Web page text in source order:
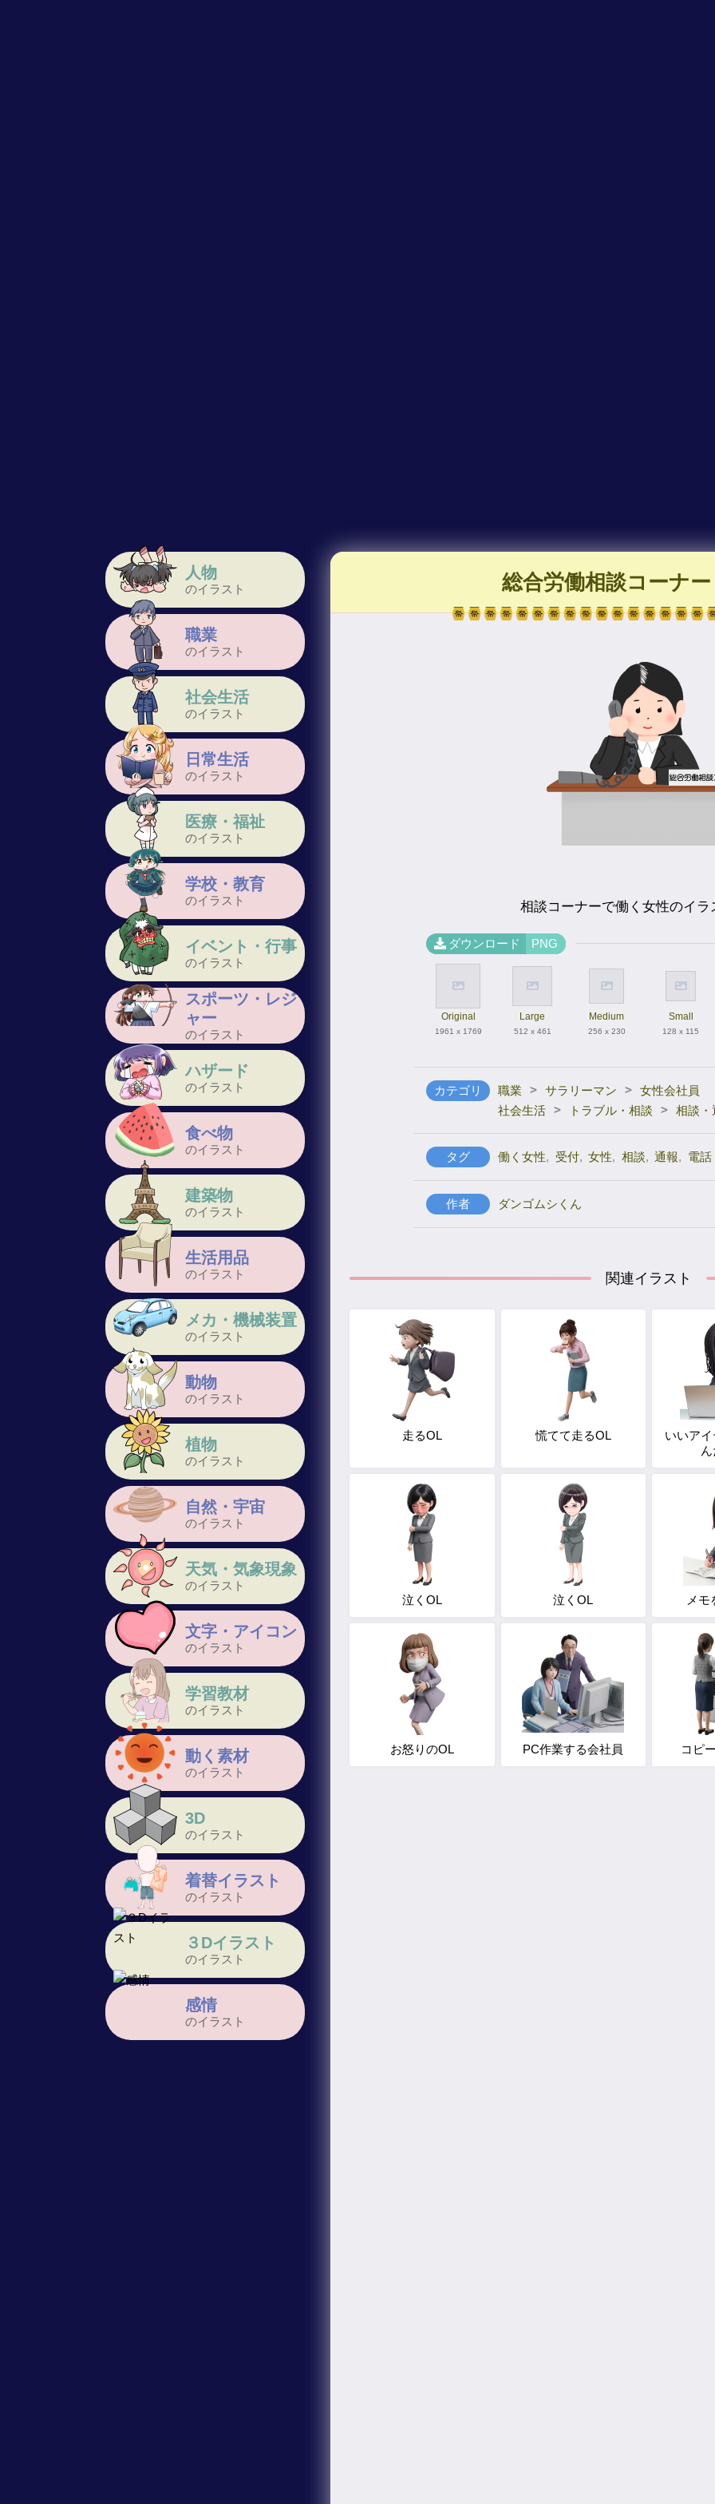
人物
のイラスト
職業
のイラスト
社会生活
のイラスト
日常生活
のイラスト
医療・福祉
のイラスト
学校・教育
のイラスト
イベント・行事
のイラスト
スポーツ・レジ
ャー
のイラスト
ハザード
のイラスト
食べ物
のイラスト
建築物
のイラスト
生活用品
のイラスト
メカ・機械装置
のイラスト
動物
のイラスト
植物
のイラスト
自然・宇宙
のイラスト
天気・気象現象
のイラスト
文字・アイコン
のイラスト
学習教材
のイラスト
動く素材
のイラスト
3D
のイラスト
着替イラスト
のイラスト
３Dイラスト
のイラスト
感情
のイラスト
総合労働相談コーナー
相談コーナーで働く女性のイラ
ダウンロード PNG
Original
1961 x 1769
Large
512 x 461
Medium
256 x 230
Small
128 x 115
カテゴリ 職業 > サラリーマン > 女性会社員
社会生活 > トラブル・相談 > 相談・
タグ 働く女性, 受付, 女性, 相談, 通報, 電話
作者 ダンゴムシくん
関連イラスト
走るOL 慌てて走るOL
いいア
泣くOL 泣くOL メモ
お怒りのOL PC作業する会社員 コピ